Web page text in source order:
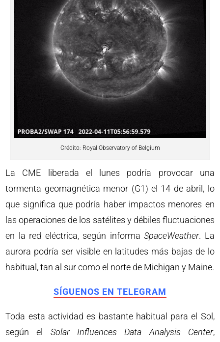
Crédito: Royal Observatory of Belgium
La CME liberada el lunes podría provocar una
tormenta geomagnética menor (G1) el 14 de abril, lo
que significa que podría haber impactos menores en
las operaciones de los satélites y débiles fluctuaciones
en la red eléctrica, según informaSpaceWeather. La
aurora podría ser visible en latitudes más bajas de lo
habitual, tan al sur como el norte de Michigan y Maine.
SÍGUENOS EN TELEGRAM
Toda esta actividad es bastante habitual para el Sol,
según el Solar Influences Data Analysis Center,